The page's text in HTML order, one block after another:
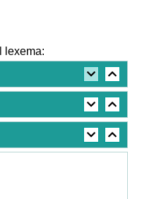
lexema: